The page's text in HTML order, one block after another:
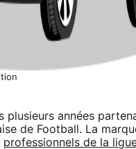
plusieurs années
de Football. La
professionnels de la